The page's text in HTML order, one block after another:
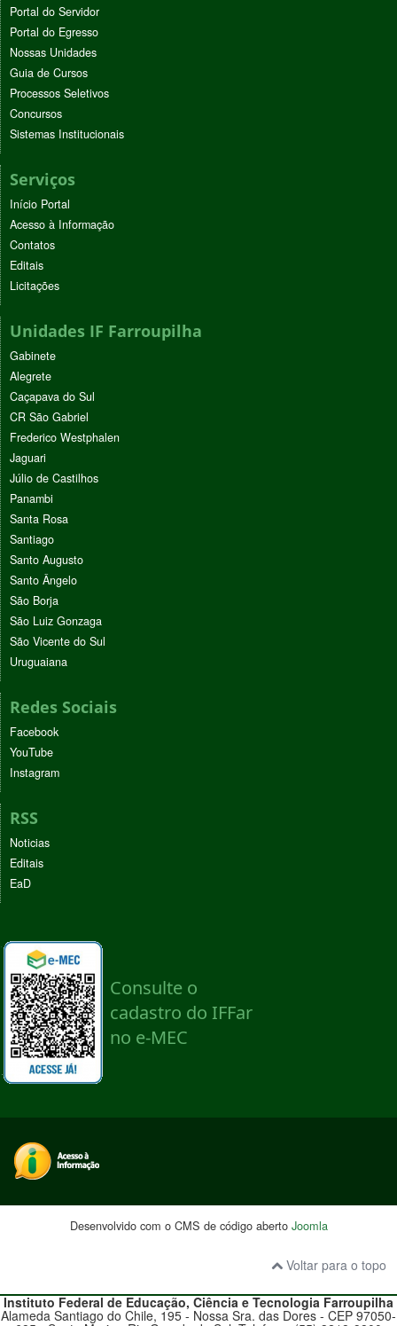
Portal do Servidor
Portal do Egresso
Nossas Unidades
Guia de Cursos
Processos Seletivos
Concursos
Sistemas Institucionais
Serviços
Início Portal
Acesso à Informação
Contatos
Editais
Licitações
Unidades IF Farroupilha
Gabinete
Alegrete
Caçapava do Sul
CR São Gabriel
Frederico Westphalen
Jaguari
Júlio de Castilhos
Panambi
Santa Rosa
Santiago
Santo Augusto
Santo Ângelo
São Borja
São Luiz Gonzaga
São Vicente do Sul
Uruguaiana
Redes Sociais
Facebook
YouTube
Instagram
RSS
Noticias
Editais
EaD
Desenvolvido com o CMS de código aberto Joomla
Voltar para o topo
Instituto Federal de Educação, Ciência e TecnologiaFarroupilha
Alameda Santiago do Chile, 195 - Nossa Sra. das Dores - CEP 97050-